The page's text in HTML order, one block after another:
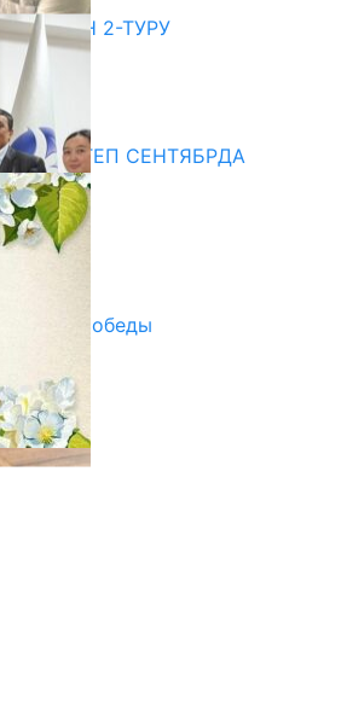
2-ТУРУ
МЕКТЕП СЕНТЯБРДА
сөзү
Дня Победы